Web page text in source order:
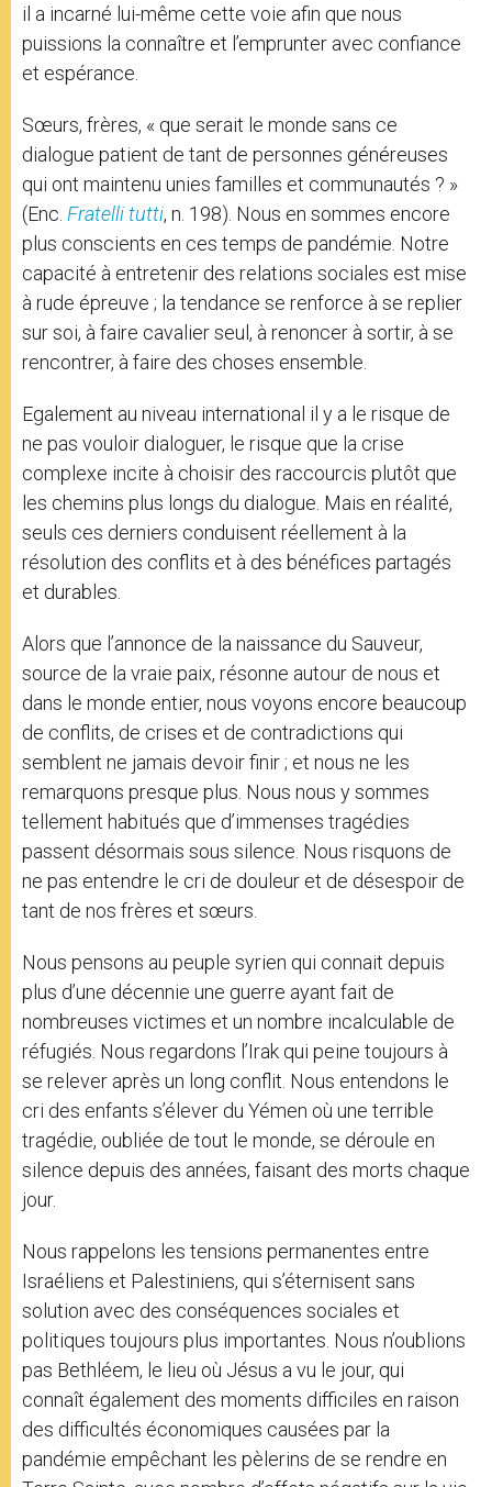
il a incarné lui-même cette voie afin que nous
puissions la connaître et l’emprunter avec confiance
et espérance.
Sœurs, frères, « que serait le monde sans ce
dialogue patient de tant de personnes généreuses
qui ont maintenu unies familles et communautés ? »
(Enc. Fratelli tutti, n. 198). Nous en sommes encore
plus conscients en ces temps de pandémie. Notre
capacité à entretenir des relations sociales est mise
à rude épreuve ; la tendance se renforce à se replier
sur soi, à faire cavalier seul, à renoncer à sortir, à se
rencontrer, à faire des choses ensemble.
Egalement au niveau international il y a le risque de
ne pas vouloir dialoguer, le risque que la crise
complexe incite à choisir des raccourcis plutôt que
les chemins plus longs du dialogue. Mais en réalité,
seuls ces derniers conduisent réellement à la
résolution des conflits et à des bénéfices partagés
et durables.
Alors que l’annonce de la naissance du Sauveur,
source de la vraie paix, résonne autour de nous et
dans le monde entier, nous voyons encore beaucoup
de conflits, de crises et de contradictions qui
semblent ne jamais devoir finir ; et nous ne les
remarquons presque plus. Nous nous y sommes
tellement habitués que d’immenses tragédies
passent désormais sous silence. Nous risquons de
ne pas entendre le cri de douleur et de désespoir de
tant de nos frères et sœurs.
Nous pensons au peuple syrien qui connait depuis
plus d’une décennie une guerre ayant fait de
nombreuses victimes et un nombre incalculable de
réfugiés. Nous regardons l’Irak qui peine toujours à
se relever après un long conflit. Nous entendons le
cri des enfants s’élever du Yémen où une terrible
tragédie, oubliée de tout le monde, se déroule en
silence depuis des années, faisant des morts chaque
jour.
Nous rappelons les tensions permanentes entre
Israéliens et Palestiniens, qui s’éternisent sans
solution avec des conséquences sociales et
politiques toujours plus importantes. Nous n’oublions
pas Bethléem, le lieu où Jésus a vu le jour, qui
connaît également des moments difficiles en raison
des difficultés économiques causées par la
pandémie empêchant les pèlerins de se rendre en